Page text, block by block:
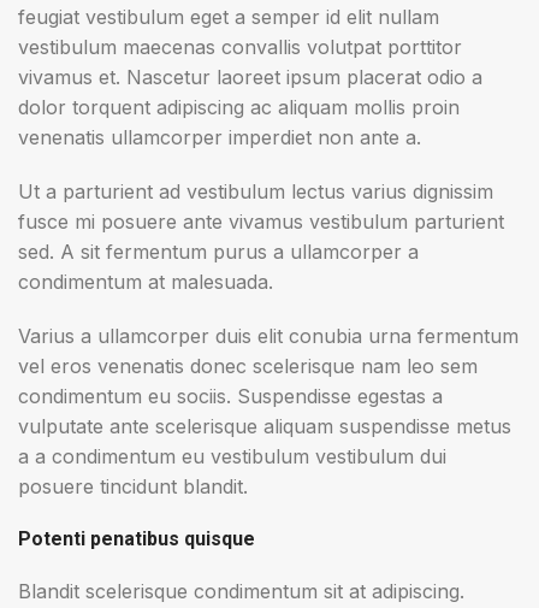
feugiat vestibulum eget a semper id elit nullam
vestibulum maecenas convallis volutpat porttitor
vivamus et. Nascetur laoreet ipsum placerat odio a
dolor torquent adipiscing ac aliquam mollis proin
venenatis ullamcorper imperdiet non ante a.
Ut a parturient ad vestibulum lectus varius dignissim
fusce mi posuere ante vivamus vestibulum parturient
sed. A sit fermentum purus a ullamcorper a
condimentum at malesuada.
Varius a ullamcorper duis elit conubia urna fermentum
vel eros venenatis donec scelerisque nam leo sem
condimentum eu sociis. Suspendisse egestas a
vulputate ante scelerisque aliquam suspendisse metus
a a condimentum eu vestibulum vestibulum dui
posuere tincidunt blandit.
Potenti penatibus quisque
Blandit scelerisque condimentum sit at adipiscing.